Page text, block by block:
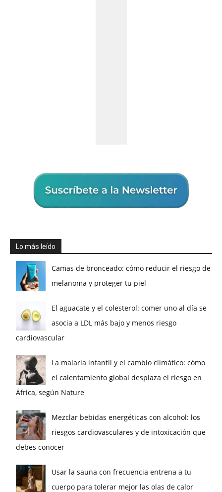
Lo más leído
Camas de bronceado: cómo reducir el riesgo de
melanoma y proteger tu piel
El aguacate y el colesterol: comer uno al día se
asocia a LDL más bajo y menos riesgo
cardiovascular
La malaria infantil y el cambio climático: cómo
el calentamiento global desplaza el riesgo en
África, según Nature
Mezclar bebidas energéticas con alcohol: los
riesgos cardiovasculares y de intoxicación que
debes conocer
Usar la sauna con frecuencia entrena a tu
cuerpo para tolerar mejor las olas de calor